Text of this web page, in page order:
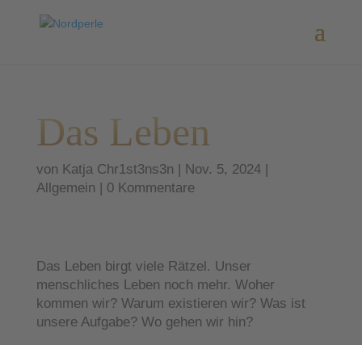
Das Leben
von Katja Chr1st3ns3n | Nov. 5, 2024|
Allgemein | 0 Kommentare
Das Leben birgt viele Rätzel. Unser
menschliches Leben noch mehr. Woher
kommen wir? Warum existieren wir? Was ist
unsere Aufgabe? Wo gehen wir hin?